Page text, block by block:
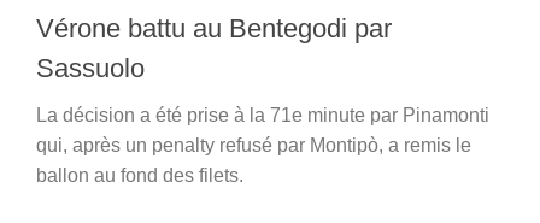
Vérone battu au Bentegodi par
Sassuolo
La décision a été prise à la 71e minute par Pinamonti
qui, après un penalty refusé par Montipò, a remis le
ballon au fond des filets.